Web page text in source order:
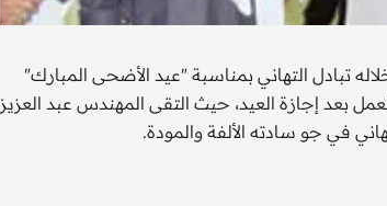
تبادل التهاني بمناسبة "عيد الأضحى المبارك"
بعد إجازة العيد، حيث التقى المهندس عبد العزيز
في جو سادته الألفة والمودة.